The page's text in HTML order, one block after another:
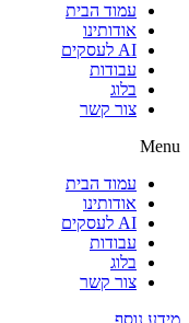
עמוד הבית
אודותינו
AI לעסקים
עבודות
בלוג
צור קשר
Menu
עמוד הבית
אודותינו
AI לעסקים
עבודות
בלוג
צור קשר
מידע נוסף